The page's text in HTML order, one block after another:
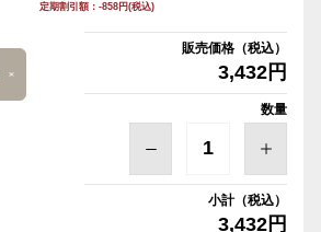
定期割引額：-858円(税込)
販売価格（税込）
3,432円
数量
小計（税込）
3,432円